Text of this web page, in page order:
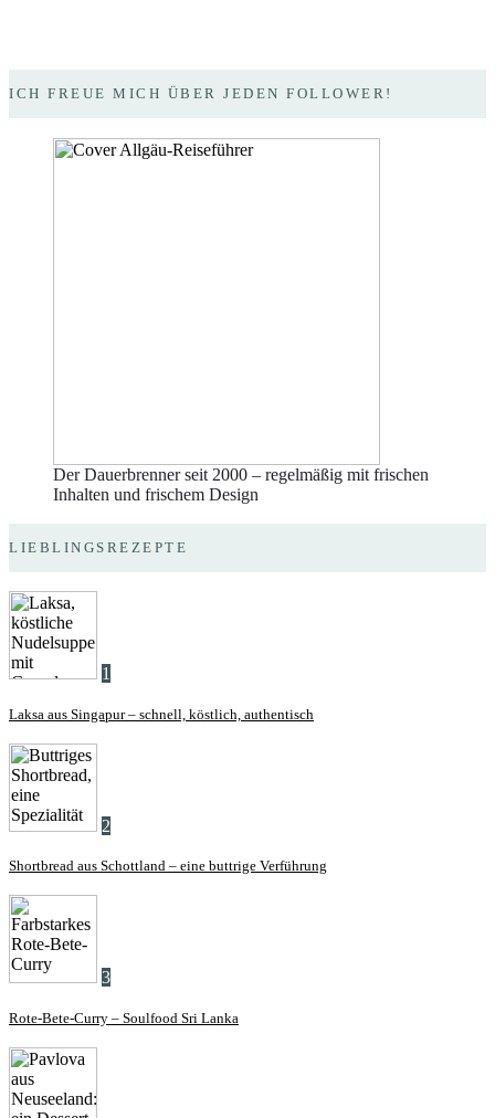
ICH FREUE MICH ÜBER JEDEN FOLLOWER!
Der Dauerbrenner seit 2000 – regelmäßig mit frischen
Inhalten und frischem Design
LIEBLINGSREZEPTE
1
Laksa aus Singapur – schnell, köstlich, authentisch
2
Shortbread aus Schottland – eine buttrige Verführung
3
Rote-Bete-Curry – Soulfood Sri Lanka